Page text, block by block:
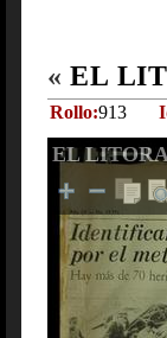
« EL
Rollo:913
EL